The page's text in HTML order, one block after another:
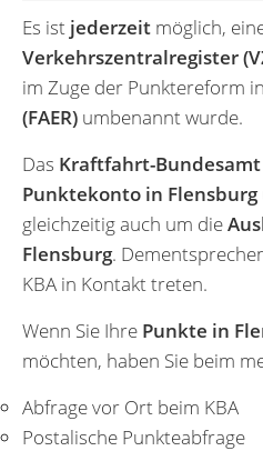
Es ist jederzeit möglich,
Verkehrszentralregister
im Zuge der Punktereform in
(FAER) umbenannt wurde.
Das Kraftfahrt-Bundesamt
Punktekonto in Flensburg
gleichzeitig auch um die
Flensburg.
KBA in Kontakt treten.
Wenn Sie Ihre Punkte in
möchten, haben Sie beim
Abfrage vor Ort beim KBA
Postalische Punkteabfrage